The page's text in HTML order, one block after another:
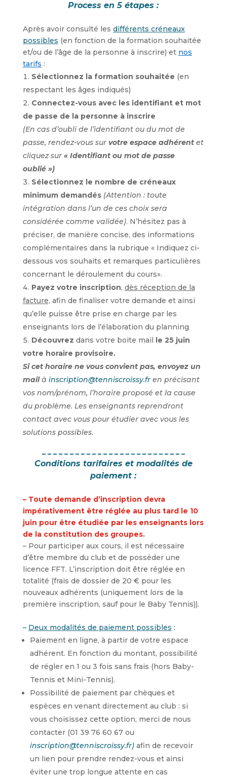
Process en 5 étapes :
Après avoir consulté les différents créneaux
possibles (en fonction de la formation souhaitée
et/ou de l’âge de la personne à inscrire) et nos
tarifs :
Sélectionnez la formation souhaitée (en
respectant les âges indiqués)
Connectez-vous avec les identifiant et mot
de passe de la personne à inscrire
(En cas d’oubli de l’identifiant ou du mot de
passe, rendez-vous sur votre espace adhérent et
cliquez sur« Identifiant ou mot de passe
oublié »)
Sélectionnez le nombre de créneaux
minimum demandés(Attention : toute
intégration dans l’un de ces choix sera
considérée comme validée). N’hésitez pas à
préciser, de manière concise, des informations
complémentaires dans la rubrique « Indiquez ci-
dessous vos souhaits et remarques particulières
concernant le déroulement du cours».
Payez votre inscription, dès réception de la
facture, afin de finaliser votre demande et ainsi
qu’elle puisse être prise en charge par les
enseignants lors de l’élaboration du planning
Découvrez dans votre boite mail le 25 juin
votre horaire provisoire.
Si cet horaire ne vous convient pas, envoyez un
mailà inscription@tenniscroissy.fren précisant
vos nom/prénom, l’horaire proposé et la cause
du problème. Les enseignants reprendront
contact avec vous pour étudier avec vous les
solutions possibles.
_ _ _ _ _ _ _ _ _ _ _ _ _ _ _ _ _ _ _ _ _ _ _ _ _ _
Conditions tarifaires et modalités de
paiement :
– Toute demande d’inscription devra
impérativement être réglée au plus tard le 10
juin pour être étudiée par les enseignants lors
de la constitution des groupes.
– Pour participer aux cours, il est nécessaire
d’être membre du club et de posséder une
licence FFT. L’inscription doit être réglée en
totalité (frais de dossier de 20 € pour les
nouveaux adhérents (uniquement lors de la
première inscription, sauf pour le Baby Tennis)).
– Deux modalités de paiement possibles :
Paiement en ligne, à partir de votre espace
adhérent. En fonction du montant, possibilité
de régler en 1 ou 3 fois sans frais (hors Baby-
Tennis et Mini-Tennis).
Possibilité de paiement par chèques et
espèces en venant directement au club : si
vous choisissez cette option, merci de nous
contacter (01 39 76 60 67 ou
inscription@tenniscroissy.fr)afin de recevoir
un lien pour prendre rendez-vous et ainsi
éviter une trop longue attente en cas